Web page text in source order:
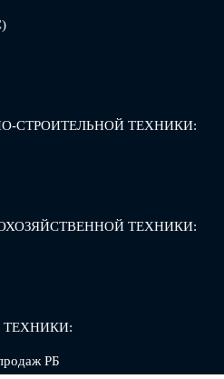
СТРОИТЕЛЬНОЙ ТЕХНИКИ:
ТЕХНИКИ:
РБ